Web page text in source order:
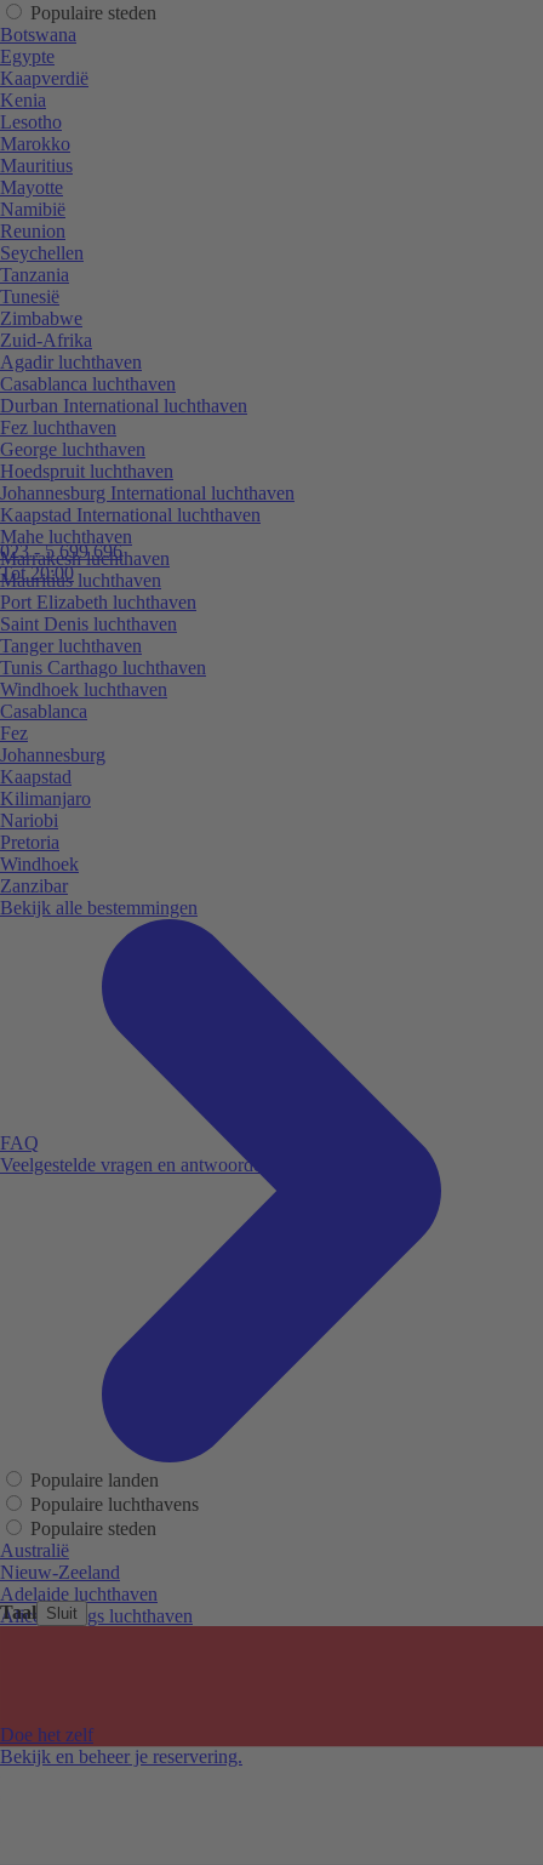
Taal Sluit
023 - 5 699 696
Tot 20:00
FAQ
Veelgestelde vragen en antwoorden.
Doe het zelf
Bekijk en beheer je reservering.
Populaire steden
Botswana
Egypte
Kaapverdië
Kenia
Lesotho
Marokko
Mauritius
Mayotte
Namibië
Reunion
Seychellen
Tanzania
Tunesië
Zimbabwe
Zuid-Afrika
Agadir luchthaven
Casablanca luchthaven
Durban International luchthaven
Fez luchthaven
George luchthaven
Hoedspruit luchthaven
Johannesburg International luchthaven
Kaapstad International luchthaven
Mahe luchthaven
Marrakesh luchthaven
Mauritius luchthaven
Port Elizabeth luchthaven
Saint Denis luchthaven
Tanger luchthaven
Tunis Carthago luchthaven
Windhoek luchthaven
Casablanca
Fez
Johannesburg
Kaapstad
Kilimanjaro
Nariobi
Pretoria
Windhoek
Zanzibar
Bekijk alle bestemmingen
Populaire landen
Populaire luchthavens
Populaire steden
Australië
Nieuw-Zeeland
Adelaide luchthaven
Alice Springs luchthaven
Melbourne Tullamarine luchthaven
Perth luchthaven
Sydney luchthaven